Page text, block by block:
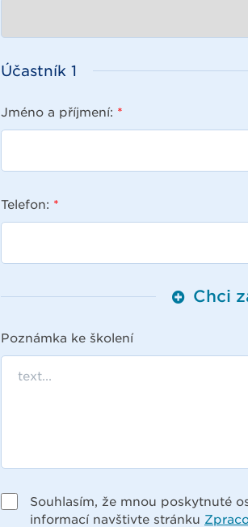
Účastník 1
Jméno a příjmení: *
Telefon: *
Chci
Poznámka ke školení
Souhlasím, že mnou poskytnuté
informací navštivte stránku